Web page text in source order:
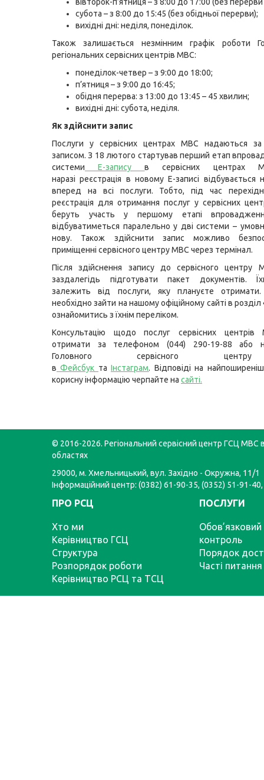
субота – з 8:00 до 15:45 (без обідньої перерви);
вихідні дні: неділя, понеділок.
Також залишається незмінним графік роботи
регіональних сервісних центрів МВС:
понеділок-четвер – з 9:00 до 18:00;
п’ятниця – з 9:00 до 16:45;
обідня перерва: з 13:00 до 13:45 – 45 хвилин;
вихідні дні: субота, неділя.
Як здійснити запис
Послуги у сервісних центрах МВС надаються за
записом. З 18 лютого стартував перший етап
системи
Е-запису
в сервісних центрах
наразі реєстрація в новому Е-записі відбувається
вперед на всі послуги. Тобто, під час
реєстрація для отримання послуг у сервісних
беруть участь у першому етапі
відбуватиметься паралельно у дві системи –
нову. Також здійснити запис можливо
приміщенні сервісного центру МВС через термінал.
Після здійснення запису до сервісного центру
заздалегідь підготувати пакет документів.
залежить від послуги, яку плануєте
необхідно зайти на нашому офіційному сайті в розділ
ознайомитись з їхнім переліком.
Консультацію щодо послуг сервісних
отримати за телефоном (044) 290-19-88 або
Головного сервісного
в Фейсбук таІнстаграм. Відповіді на
корисну інформацію черпайте на сайті.
© 2016-2026. Регіональний сервісний центр ГСЦ МВС
областях
29000, м. Хмельницький, вул. Західно - Окружна, 11/1
Інформаційний центр: (0382) 61-90-35, (0352) 51-91-
ПРО РСЦ
Хто ми
Керівництво ГСЦ
Структура
Розпорядок роботи
Керівництво РСЦ та ТСЦ
ПОСЛУГИ
Обов’язковий
контроль
Порядок
Часті питання